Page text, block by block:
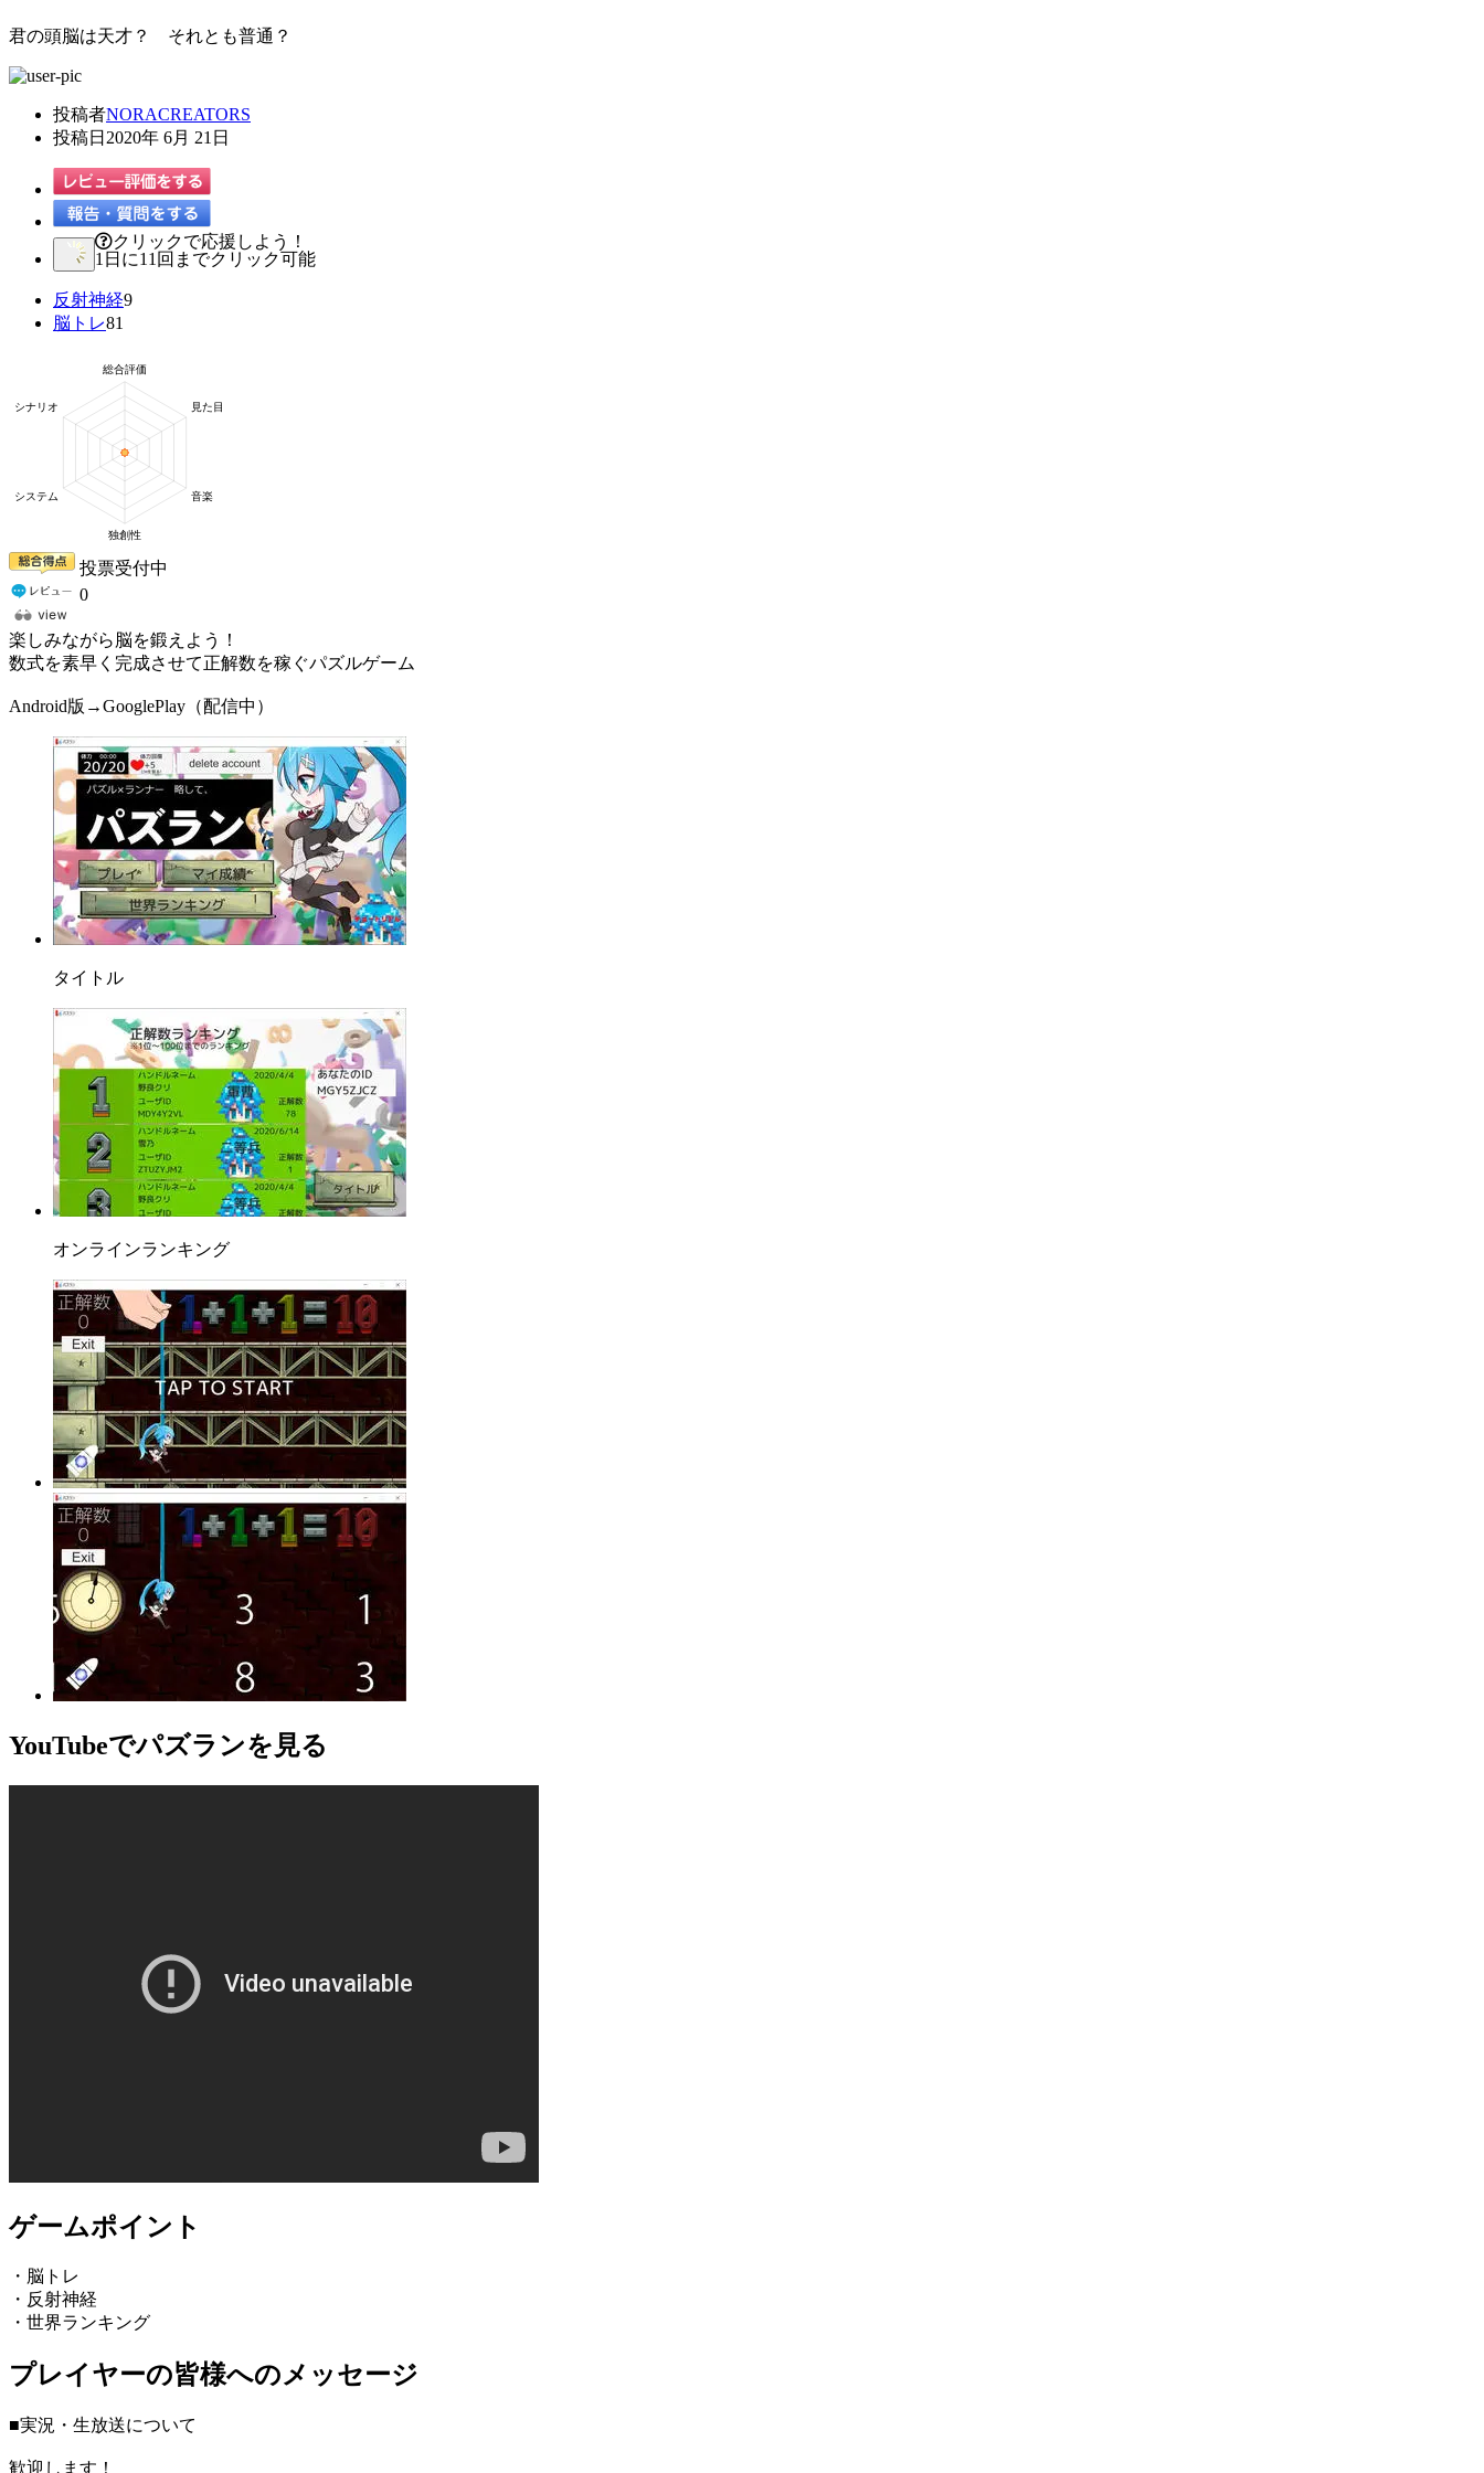
君の頭脳は天才？ それとも普通？
投稿者NORACREATORS
投稿日 2020年 6月 21日
クリックで応援しよう！
1日に11回までクリック可能
反射神経9
脳トレ81
投票受付中
0
楽しみながら脳を鍛えよう！
数式を素早く完成させて正解数を稼ぐパズルゲーム
Android版→GooglePlay（配信中）
タイトル
オンラインランキング
YouTubeでパズランを見る
ゲームポイント
・脳トレ
・反射神経
・世界ランキング
プレイヤーの皆様へのメッセージ
■実況・生放送について
歓迎します！